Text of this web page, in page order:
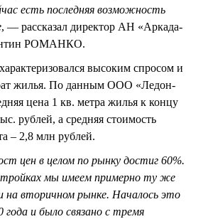
есть последняя возможность
, — рассказал директор АН «Аркада-
РОМАНКО.
высоким спросом и
жилья. По данным ООО «Ледон-
цена 1 кв. метра жилья к концу
рублей, а средняя стоимость
– 2,8 млн рублей.
цен в целом по рынку достиг 60%.
мы имеем примерно ту же
на вторичном рынке. Началось это
года и было связано с тремя